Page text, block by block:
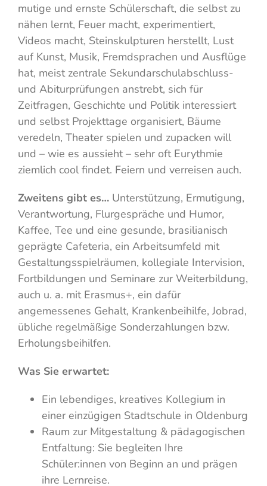
mutige und ernste Schülerschaft, die selbst zu
nähen lernt, Feuer macht, experimentiert,
Videos macht, Steinskulpturen herstellt, Lust
auf Kunst, Musik, Fremdsprachen und Ausflüge
hat, meist zentrale Sekundarschulabschluss-
und Abiturprüfungen anstrebt, sich für
Zeitfragen, Geschichte und Politik interessiert
und selbst Projekttage organisiert, Bäume
veredeln, Theater spielen und zupacken will
und – wie es aussieht – sehr oft Eurythmie
ziemlich cool findet. Feiern und verreisen auch.
Zweitens gibt es…Unterstützung, Ermutigung,
Verantwortung, Flurgespräche und Humor,
Kaffee, Tee und eine gesunde, brasilianisch
geprägte Cafeteria, ein Arbeitsumfeld mit
Gestaltungsspielräumen, kollegiale Intervision,
Fortbildungen und Seminare zur Weiterbildung,
auch u. a. mit Erasmus+, ein dafür
angemessenes Gehalt, Krankenbeihilfe, Jobrad,
übliche regelmäßige Sonderzahlungen bzw.
Erholungsbeihilfen.
Was Sie erwartet:
Ein lebendiges, kreatives Kollegium in
einer einzügigen Stadtschule in Oldenburg
Raum zur Mitgestaltung & pädagogischen
Entfaltung: Sie begleiten Ihre
Schüler:innen von Beginn an und prägen
ihre Lernreise.